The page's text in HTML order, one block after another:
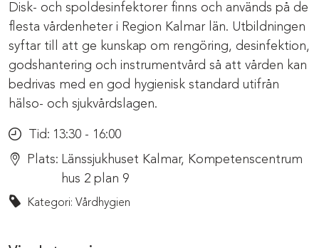
Disk- och spoldesinfektorer finns och används på de
flesta vårdenheter i Region Kalmar län. Utbildningen
syftar till att ge kunskap om rengöring, desinfektion,
godshantering och instrumentvård så att vården kan
bedrivas med en god hygienisk standard utifrån
hälso- och sjukvårdslagen.
Tid: 13:30 - 16:00
Plats: Länssjukhuset Kalmar, Kompetenscentrum
hus 2 plan 9
Kategori: Vårdhygien